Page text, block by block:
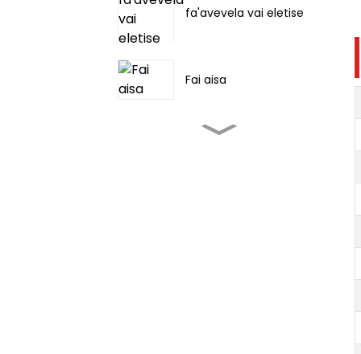
fa'avevela vai eletise
Fai aisa
Fale'ie tolauapi fafo ea